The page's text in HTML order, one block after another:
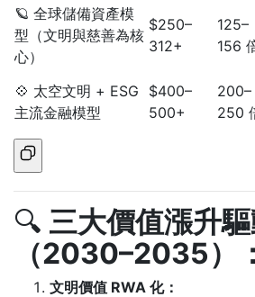
🪐 全球儲備資產模
型（文明與慈善為核
心）
$250–
312+
125–
156
💠 太空文明 + ESG
主流金融模型
$400–
500+
200–
250
🔍 三大價值漲升
（2030–2035）：
文明價值 RWA 化：